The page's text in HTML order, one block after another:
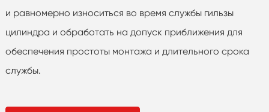
и равномерно износиться во время службы гильзы
цилиндра и обработать на допуск приближения для
обеспечения простоты монтажа и длительного срока
службы.